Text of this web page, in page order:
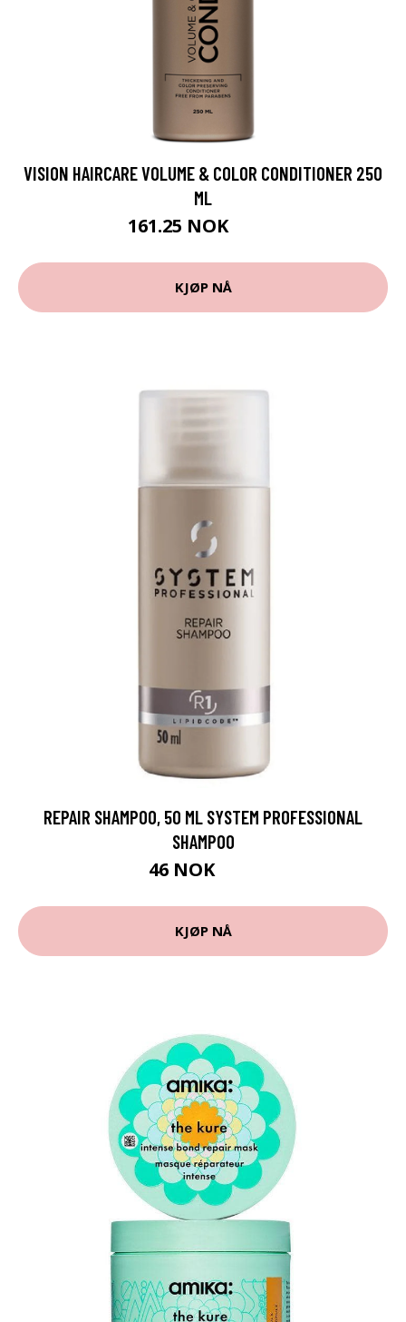
VISION HAIRCARE VOLUME & COLOR CONDITIONER 250
ML
161.25 NOK
KJØP NÅ
REPAIR SHAMPOO, 50 ML SYSTEM PROFESSIONAL
SHAMPOO
46 NOK
KJØP NÅ